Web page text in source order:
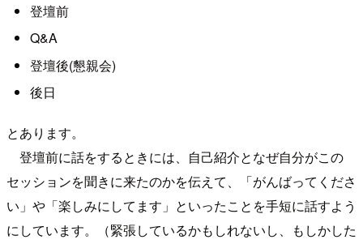
登壇前
Q&A
登壇後(懇親会)
後日
とあります。
登壇前に話をするときには、自己紹介となぜ自分がこの
セッションを聞きに来たのかを伝えて、「がんばってくださ
い」や「楽しみにしてます」といったことを手短に話すよう
にしています。（緊張しているかもしれないし、もしかした